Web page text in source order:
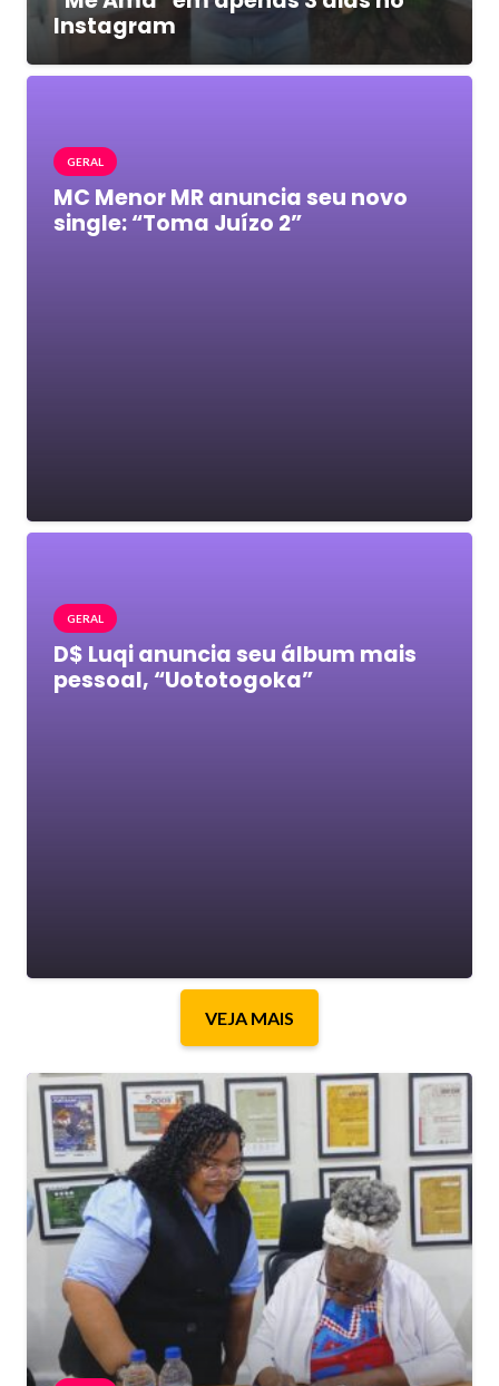
Instagram
GERAL
MC Menor MR anuncia seu novo
single: “Toma Juízo 2”
GERAL
D$ Luqi anuncia seu álbum mais
pessoal, “Uototogoka”
VEJA MAIS